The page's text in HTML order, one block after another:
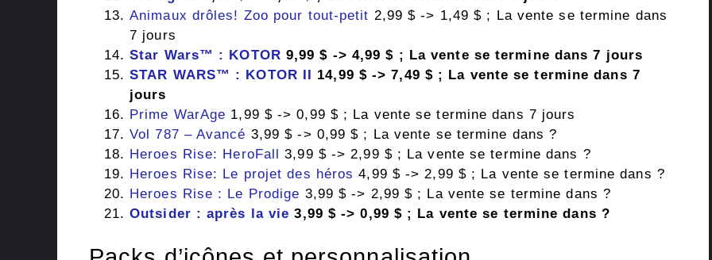
Animaux drôles! Zoo pour tout-petit 2,99 $ -> 1,49 $ ; La vente se termine dans
7 jours
Star Wars™ : KOTOR 9,99 $ -> 4,99 $ ; La vente se termine dans 7 jours
STAR WARS™ : KOTOR II 14,99 $ -> 7,49 $ ; La vente se termine dans 7
jours
Prime WarAge 1,99 $ -> 0,99 $ ; La vente se termine dans 7 jours
Vol 787 – Avancé 3,99 $ -> 0,99 $ ; La vente se termine dans ?
Heroes Rise: HeroFall 3,99 $ -> 2,99 $ ; La vente se termine dans ?
Heroes Rise: Le projet des héros 4,99 $ -> 2,99 $ ; La vente se termine dans ?
Heroes Rise : Le Prodige 3,99 $ -> 2,99 $ ; La vente se termine dans ?
Outsider : après la vie 3,99 $ -> 0,99 $ ; La vente se termine dans ?